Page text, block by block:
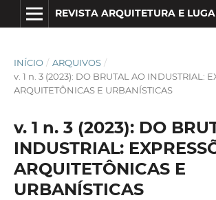
REVISTA ARQUITETURA E
INÍCIO / ARQUIVOS /
v. 1 n. 3 (2023): DO BRUTAL AO INDUSTRIAL:
ARQUITETÔNICAS E URBANÍSTICAS
v. 1 n. 3 (2023): DO
INDUSTRIAL:
ARQUITETÔNICAS E
URBANÍSTICAS